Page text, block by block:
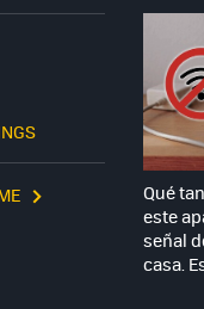
Qué
este
señal
casa.